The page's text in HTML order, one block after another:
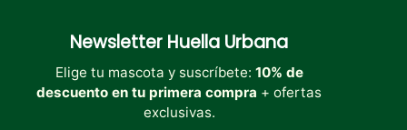
Newsletter Huella Urbana
Elige tu mascota y suscríbete: 10% de
descuento en tu primera compra + ofertas
exclusivas.